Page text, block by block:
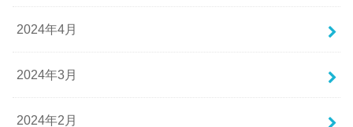
2024年4月
2024年3月
2024年2月